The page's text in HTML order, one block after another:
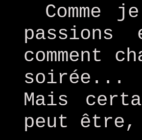
comment
soirée...
Mais
peut être,